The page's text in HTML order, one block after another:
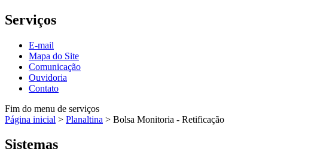
Serviços
E-mail
Mapa do Site
Comunicação
Ouvidoria
Contato
Fim do menu de serviços
Página inicial > Planaltina > Bolsa Monitoria - Retificação
Sistemas